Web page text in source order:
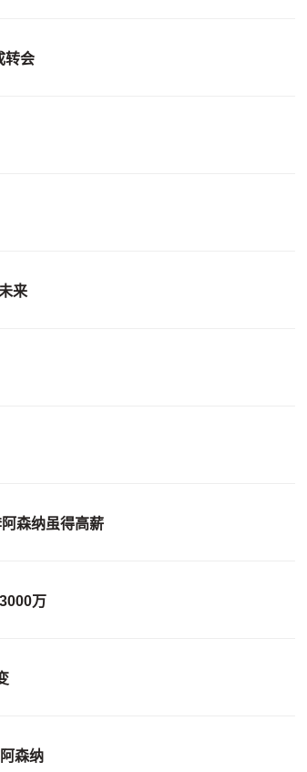
转会
来
森纳虽得高薪
万
森纳